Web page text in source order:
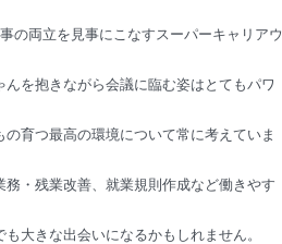
の両立を見事にこなすスーパーキャリアウ
を抱きながら会議に臨む姿はとてもパワ
育つ最高の環境について常に考えていま
・残業改善、就業規則作成など働きやす
大きな出会いになるかもしれません。